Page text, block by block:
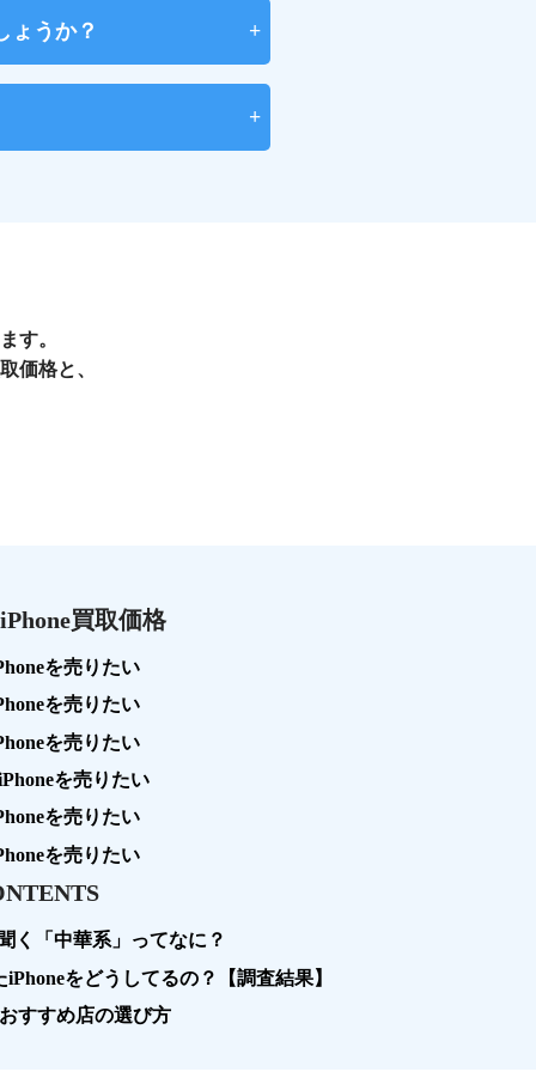
ょうか？
す。
価格と、
買取価格
を売りたい
を売りたい
を売りたい
を売りたい
を売りたい
を売りたい
く「中華系」ってなに？
をどうしてるの？【調査結果】
すすめ店の選び方